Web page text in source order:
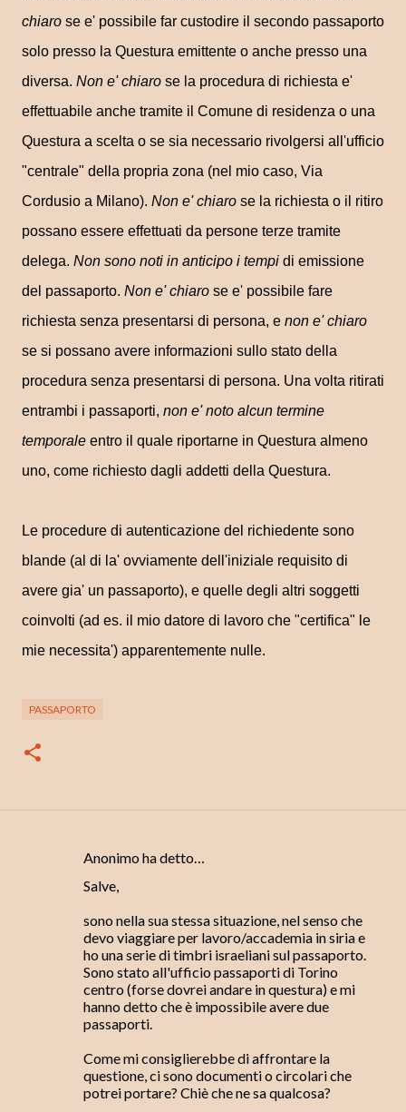
chiaro se e' possibile far custodire il secondo passaporto
solo presso la Questura emittente o anche presso una
diversa. Non e' chiaro se la procedura di richiesta e'
effettuabile anche tramite il Comune di residenza o una
Questura a scelta o se sia necessario rivolgersi all'ufficio
"centrale" della propria zona (nel mio caso, Via
Cordusio a Milano). Non e' chiaro se la richiesta o il ritiro
possano essere effettuati da persone terze tramite
delega. Non sono noti in anticipo i tempi di emissione
del passaporto. Non e' chiaro se e' possibile fare
richiesta senza presentarsi di persona, e non e' chiaro
se si possano avere informazioni sullo stato della
procedura senza presentarsi di persona. Una volta ritirati
entrambi i passaporti, non e' noto alcun termine
temporale entro il quale riportarne in Questura almeno
uno, come richiesto dagli addetti della Questura.
Le procedure di autenticazione del richiedente sono
blande (al di la' ovviamente dell'iniziale requisito di
avere gia' un passaporto), e quelle degli altri soggetti
coinvolti (ad es. il mio datore di lavoro che "certifica" le
mie necessita') apparentemente nulle.
PASSAPORTO
Anonimo ha detto…
Salve,
sono nella sua stessa situazione, nel senso che
devo viaggiare per lavoro/accademia in siria e
ho una serie di timbri israeliani sul passaporto.
Sono stato all'ufficio passaporti di Torino
centro (forse dovrei andare in questura) e mi
hanno detto che è impossibile avere due
passaporti.
Come mi consiglierebbe di affrontare la
questione, ci sono documenti o circolari che
potrei portare? Chiè che ne sa qualcosa?